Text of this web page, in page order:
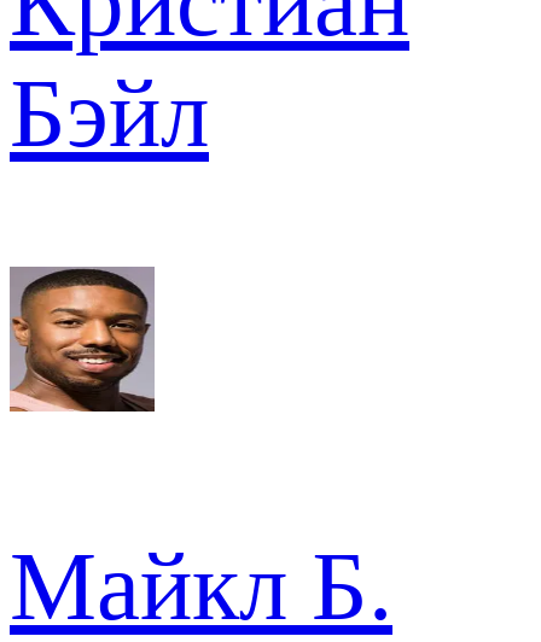
Бэйл
Майкл Б.